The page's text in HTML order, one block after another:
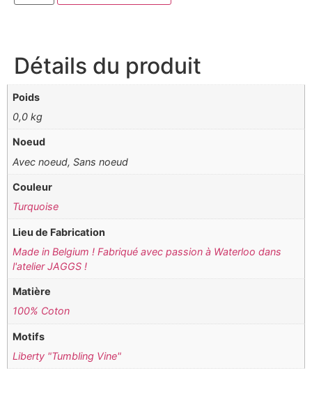
Détails du produit
Poids
0,0 kg
Noeud
Avec noeud, Sans noeud
Couleur
Turquoise
Lieu de Fabrication
Made in Belgium ! Fabriqué avec passion à Waterloo dans
l'atelier JAGGS !
Matière
100% Coton
Motifs
Liberty "Tumbling Vine"